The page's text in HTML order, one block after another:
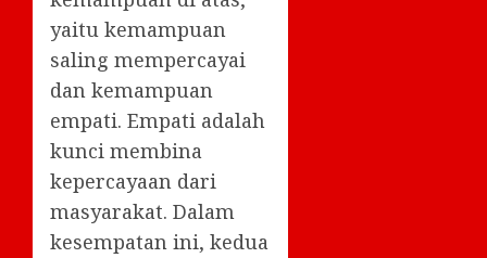
yaitu kemampuan
saling mempercayai
dan kemampuan
empati. Empati adalah
kunci membina
kepercayaan dari
masyarakat. Dalam
kesempatan ini, kedua